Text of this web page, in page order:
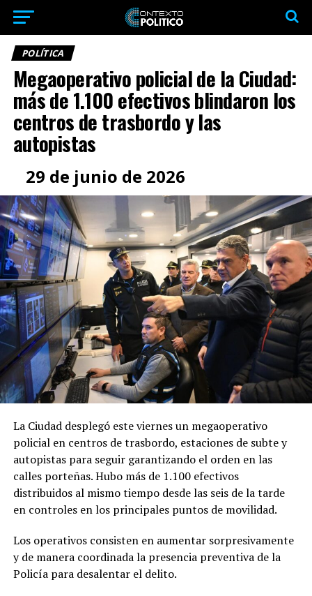
POLÍTICA
Megaoperativo policial de la Ciudad:
más de 1.100 efectivos blindaron los
centros de trasbordo y las
autopistas
29 de junio de 2026
La Ciudad desplegó este viernes un megaoperativo
policial en centros de trasbordo, estaciones de subte y
autopistas para seguir garantizando el orden en las
calles porteñas. Hubo más de 1.100 efectivos
distribuidos al mismo tiempo desde las seis de la tarde
en controles en los principales puntos de movilidad.
Los operativos consisten en aumentar sorpresivamente
y de manera coordinada la presencia preventiva de la
Policía para desalentar el delito.